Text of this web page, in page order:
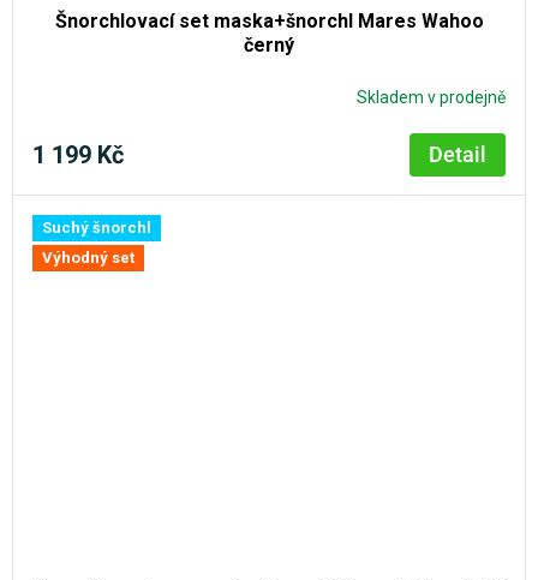
Šnorchlovací set maska+šnorchl Mares Wahoo
černý
Skladem v prodejně
1 199 Kč Detail
Suchý šnorchl
Výhodný set